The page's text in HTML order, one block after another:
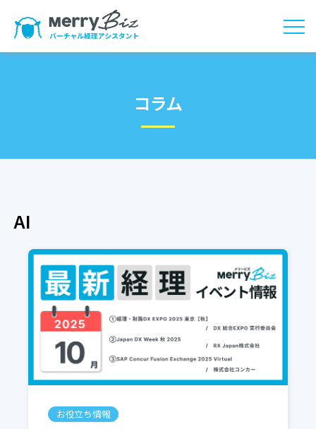
コラム
AI
お役立ち情報